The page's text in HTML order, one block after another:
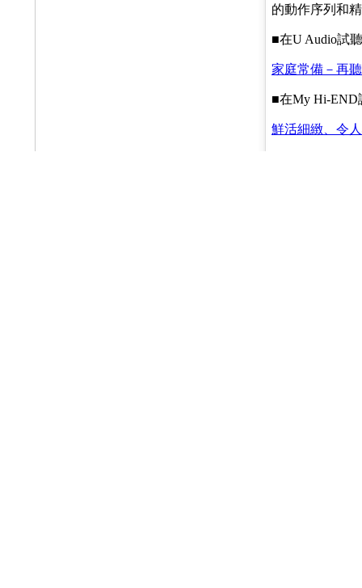
的動作序列和
■在U Audio試
家庭常備－再
■在My Hi-END
鮮活細緻、令